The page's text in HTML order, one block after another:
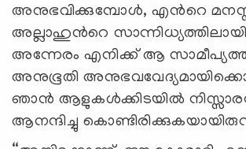
അനുഭവിക്കുമ്പോൾ, എന്‍റെ
അല്ലാഹുന്‍റെ
അന്നേരം എനിക്ക് ആ
അനുഭൂതി
ഞാൻ ആളുകൾക്കിടയിൽ
ആനന്ദിച്ചു